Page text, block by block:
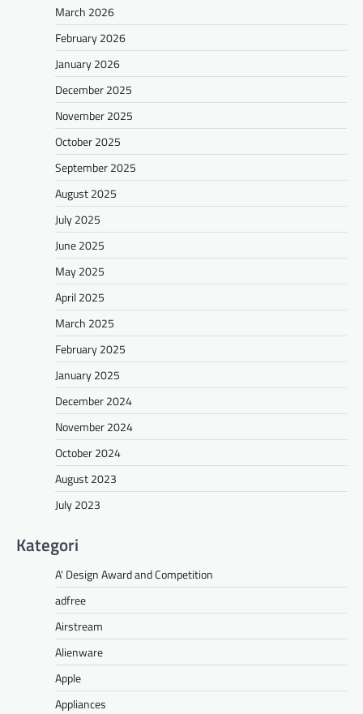
March 2026
February 2026
January 2026
December 2025
November 2025
October 2025
September 2025
August 2025
July 2025
June 2025
May 2025
April 2025
March 2025
February 2025
January 2025
December 2024
November 2024
October 2024
August 2023
July 2023
Kategori
A' Design Award and Competition
adfree
Airstream
Alienware
Apple
Appliances